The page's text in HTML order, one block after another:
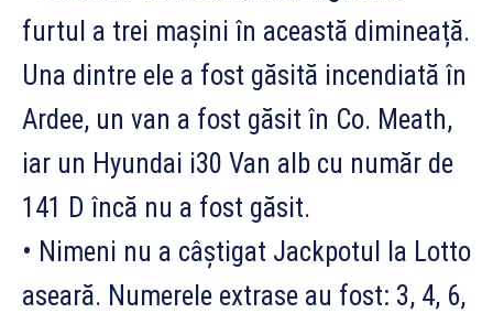
furtul a trei mașini în această dimineață.
Una dintre ele a fost găsită incendiată în
Ardee, un van a fost găsit în Co. Meath,
iar un Hyundai i30 Van alb cu număr de
141 D încă nu a fost găsit.
• Nimeni nu a câștigat Jackpotul la Lotto
aseară. Numerele extrase au fost: 3, 4, 6,